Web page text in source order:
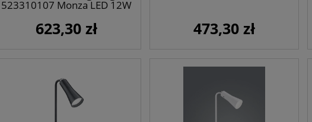
523310107 Monza LED 12W
623,30 zł 473,30 zł